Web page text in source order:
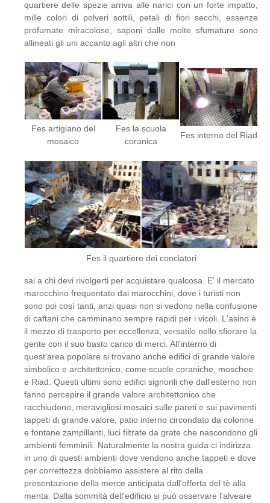
quartiere delle spezie arriva alle narici con un forte impatto,
mille colori di polveri sottili, petali di fiori secchi, essenze
profumate miracolose, saponi dalle molte sfumature sono
allineati gli uni accanto agli altri che non
Fes artigiano del
mosaico
Fes la scuola
coranica
Fes interno del Riad
Fes il quartiere dei conciatori
sai a chi devi rivolgerti per acquistare qualcosa. E' il mercato
marocchino frequentato dai marocchini, dove i turisti non
sono poi così tanti, anzi quasi non si vedono nella confusione
di caftani che camminano sempre rapidi per i vicoli. L'asino è
il mezzo di trasporto per eccellenza, versatile nello sfiorare la
gente con il suo basto carico di merci. All'interno di
quest'area popolare si trovano anche edifici di grande valore
simbolico e architettonico, come scuole coraniche, moschee
e Riad. Questi ultimi sono edifici signorili che dall'esterno non
fanno percepire il grande valore architettonico che
racchiudono, meravigliosi mosaici sulle pareti e sui pavimenti
tappeti di grande valore, patio interno circondato da colonne
e fontane zampillanti, luci filtrate da grate che nascondono gli
ambienti femminili. Naturalmente la nostra guida ci indirizza
in uno di questi ambienti dove vendono anche tappeti e dove
per correttezza dobbiamo assistere al rito della
presentazione della merce anticipata dall'offerta del tè alla
menta. Dalla sommità dell'edificio si può osservare l'alveare